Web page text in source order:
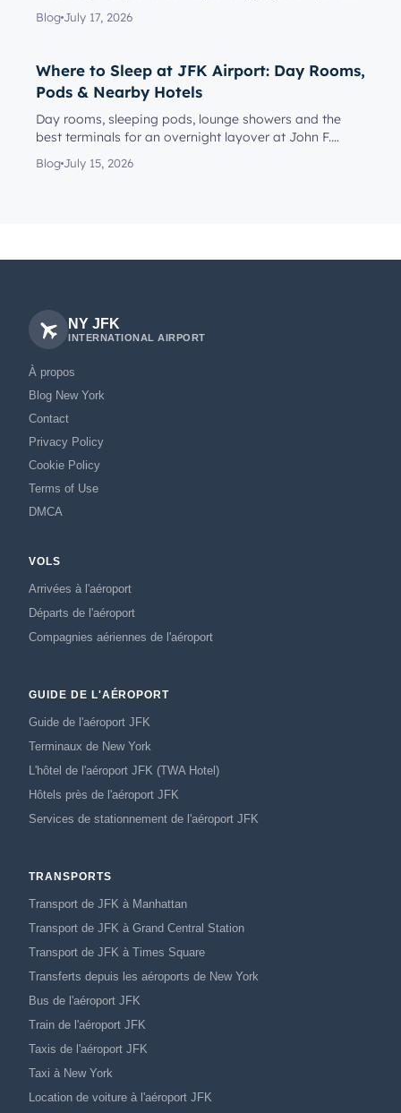
reach the rig...
Blog July 17, 2026
Where to Sleep at JFK Airport: Day Rooms,
Pods & Nearby Hotels
Day rooms, sleeping pods, lounge showers and the
best terminals for an overnight layover at John F.
Kennedy Internationa...
Blog July 15, 2026
NY JFK
INTERNATIONAL AIRPORT
À propos
Blog New York
Contact
Privacy Policy
Cookie Policy
Terms of Use
DMCA
VOLS
Arrivées à l'aéroport
Départs de l'aéroport
Compagnies aériennes de l'aéroport
GUIDE DE L'AÉROPORT
Guide de l'aéroport JFK
Terminaux de New York
L'hôtel de l'aéroport JFK (TWA Hotel)
Hôtels près de l'aéroport JFK
Services de stationnement de l'aéroport JFK
TRANSPORTS
Transport de JFK à Manhattan
Transport de JFK à Grand Central Station
Transport de JFK à Times Square
Transferts depuis les aéroports de New York
Bus de l'aéroport JFK
Train de l'aéroport JFK
Taxis de l'aéroport JFK
Taxi à New York
Location de voiture à l'aéroport JFK